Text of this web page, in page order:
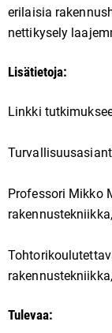
erilaisia
nettikysely
Lisätietoja:
Linkki
Professori Mikko
Tulevaa: